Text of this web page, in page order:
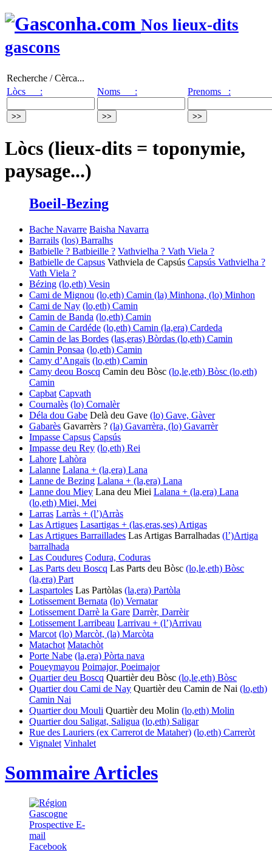
Nos lieux-dits
gascons
Recherche / Cèrca...
Lòcs :
Noms : Prenoms :
Lòcs (lieux-dits = toponymie,
paysage...)
Boeil-Bezing
Bache Navarre Baisha Navarra
Barrails (los) Barralhs
Batbielle ? Batbieille ? Vathvielha ? Vath Viela ?
Batbielle de Capsus Vathviela de Capsús Capsús Vathvielha ?
Vath Viela ?
Bézing (lo,eth) Vesin
Cami de Mignou (lo,eth) Camin (la) Minhona, (lo) Minhon
Cami de Nay (lo,eth) Camin
Camin de Banda (lo,eth) Camin
Camin de Cardéde (lo,eth) Camin (la,era) Cardeda
Camin de las Bordes (las,eras) Bòrdas (lo,eth) Camin
Camin Ponsaa (lo,eth) Camin
Camy d’Angaïs (lo,eth) Camin
Camy deou Boscq Camin deu Bòsc (lo,le,eth) Bòsc (lo,eth)
Camin
Capbat Capvath
Cournalès (lo) Cornalèr
Déla dou Gabe Delà deu Gave (lo) Gave, Gàver
Gabarès Gavarrèrs ? (la) Gavarrèra, (lo) Gavarrèr
Impasse Capsus Capsús
Impasse deu Rey (lo,eth) Rei
Lahore Lahòra
Lalanne Lalana + (la,era) Lana
Lanne de Bezing Lalana + (la,era) Lana
Lanne dou Miey Lana deu Miei Lalana + (la,era) Lana
(lo,eth) Miei, Mei
Larras Larràs + (l’)Arràs
Las Artigues Lasartigas + (las,eras,ses) Artigas
Las Artigues Barraillades Las Artigas Barralhadas (l’)Artiga
barralhada
Las Coudures Codura, Coduras
Las Parts deu Boscq Las Parts deu Bòsc (lo,le,eth) Bòsc
(la,era) Part
Laspartoles Las Partòlas (la,era) Partòla
Lotissement Bernata (lo) Vernatar
Lotissement Darrè la Gare Darrèr, Darrèir
Lotissement Larribeau Larrivau + (l’)Arrivau
Marcot (lo) Marcòt, (la) Marcòta
Matachot Matachòt
Porte Nabe (la,era) Pòrta nava
Poueymayou Poimajor, Poeimajor
Quartier deu Boscq Quartièr deu Bòsc (lo,le,eth) Bòsc
Quartier dou Cami de Nay Quartièr deu Camin de Nai (lo,eth)
Camin Nai
Quartier dou Mouli Quartièr deu Molin (lo,eth) Molin
Quartier dou Saligat, Saligua (lo,eth) Saligar
Rue des Lauriers (ex Carrerot de Mataher) (lo,eth) Carreròt
Vignalet Vinhalet
Sommaire Articles